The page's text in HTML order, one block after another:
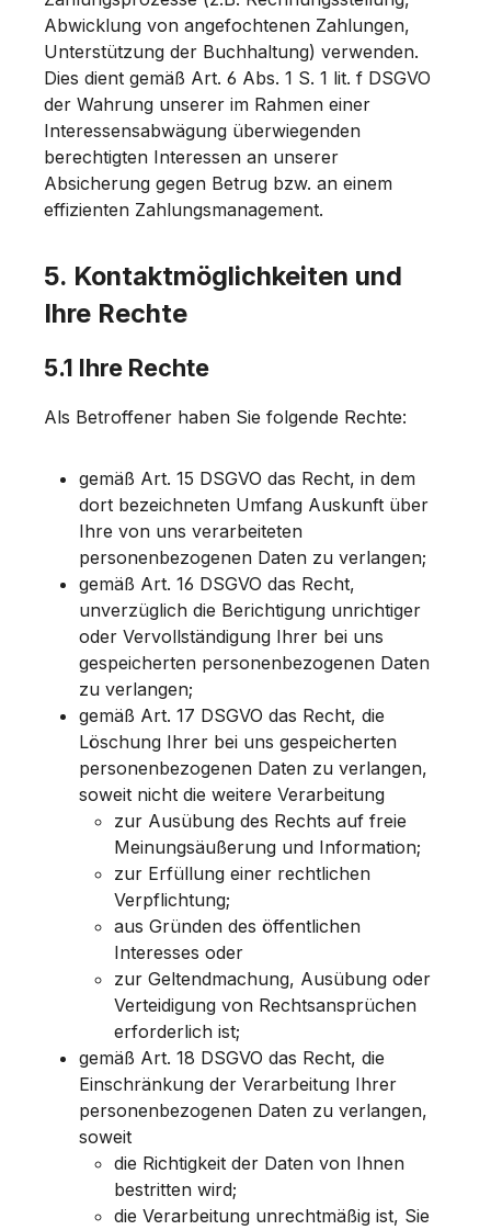
Abwicklung von angefochtenen Zahlungen,
Unterstützung der Buchhaltung) verwenden.
Dies dient gemäß Art. 6 Abs. 1 S. 1 lit. f DSGVO
der Wahrung unserer im Rahmen einer
Interessensabwägung überwiegenden
berechtigten Interessen an unserer
Absicherung gegen Betrug bzw. an einem
effizienten Zahlungsmanagement.
5. Kontaktmöglichkeiten und
Ihre Rechte
5.1 Ihre Rechte
Als Betroffener haben Sie folgende Rechte:
gemäß Art. 15 DSGVO das Recht, in dem
dort bezeichneten Umfang Auskunft über
Ihre von uns verarbeiteten
personenbezogenen Daten zu verlangen;
gemäß Art. 16 DSGVO das Recht,
unverzüglich die Berichtigung unrichtiger
oder Vervollständigung Ihrer bei uns
gespeicherten personenbezogenen Daten
zu verlangen;
gemäß Art. 17 DSGVO das Recht, die
Löschung Ihrer bei uns gespeicherten
personenbezogenen Daten zu verlangen,
soweit nicht die weitere Verarbeitung
zur Ausübung des Rechts auf freie
Meinungsäußerung und Information;
zur Erfüllung einer rechtlichen
Verpflichtung;
aus Gründen des öffentlichen
Interesses oder
zur Geltendmachung, Ausübung oder
Verteidigung von Rechtsansprüchen
erforderlich ist;
gemäß Art. 18 DSGVO das Recht, die
Einschränkung der Verarbeitung Ihrer
personenbezogenen Daten zu verlangen,
soweit
die Richtigkeit der Daten von Ihnen
bestritten wird;
die Verarbeitung unrechtmäßig ist, Sie